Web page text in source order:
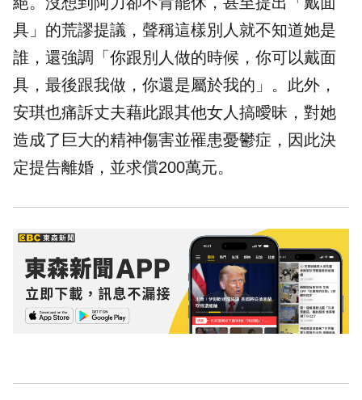
具」的荒謬提議，聲稱這樣別人就不知道她是
誰，還強調「你跟別人做的時候，你可以戴面
具，最後跟我做，你還是屬於我的」。此外，
安琪也痛訴丈夫藉此跟其他女人搞曖昧，對她
造成了巨大的精神傷害並罹患憂鬱症 ，因此決
定提告離婚，並求償200萬元。